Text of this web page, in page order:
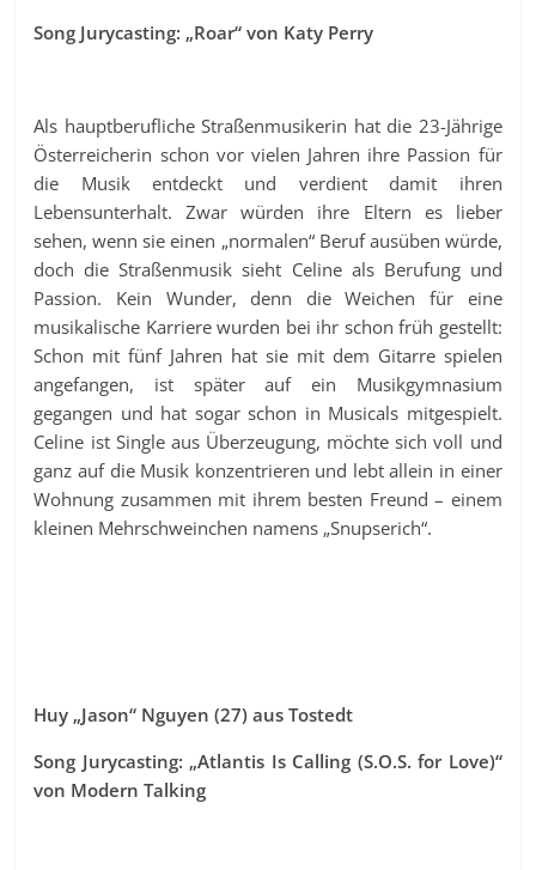
Song Jurycasting: „Roar“ von Katy Perry
Als hauptberufliche Straßenmusikerin hat die 23-Jährige
Österreicherin schon vor vielen Jahren ihre Passion für
die Musik entdeckt und verdient damit ihren
Lebensunterhalt. Zwar würden ihre Eltern es lieber
sehen, wenn sie einen „normalen“ Beruf ausüben würde,
doch die Straßenmusik sieht Celine als Berufung und
Passion. Kein Wunder, denn die Weichen für eine
musikalische Karriere wurden bei ihr schon früh gestellt:
Schon mit fünf Jahren hat sie mit dem Gitarre spielen
angefangen, ist später auf ein Musikgymnasium
gegangen und hat sogar schon in Musicals mitgespielt.
Celine ist Single aus Überzeugung, möchte sich voll und
ganz auf die Musik konzentrieren und lebt allein in einer
Wohnung zusammen mit ihrem besten Freund – einem
kleinen Mehrschweinchen namens „Snupserich“.
Huy „Jason“ Nguyen (27) aus Tostedt
Song Jurycasting: „Atlantis Is Calling (S.O.S. for Love)“
von Modern Talking